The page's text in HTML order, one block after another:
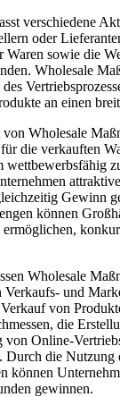
verschiedene
oder
Waren sowie die
Wholesale
an einen
Wholesale
für die verkauften
wettbewerbsfähig
Gewinn
können
ermöglichen,
Wholesale
und
von
die
von Online-
Durch die Nutzung
können
gewinnen.